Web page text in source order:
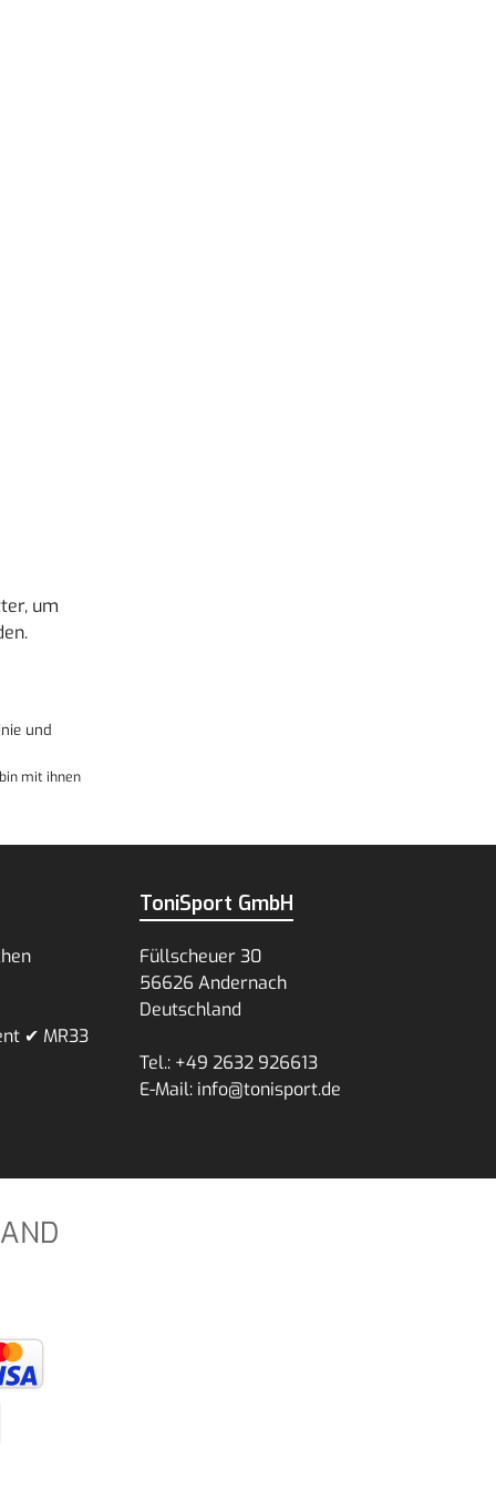
um
und
mit ihnen
✔ MR33
ToniSport GmbH
Füllscheuer 30
56626 Andernach
Deutschland
Tel.: +49 2632 926613
E-Mail: info@tonisport.de